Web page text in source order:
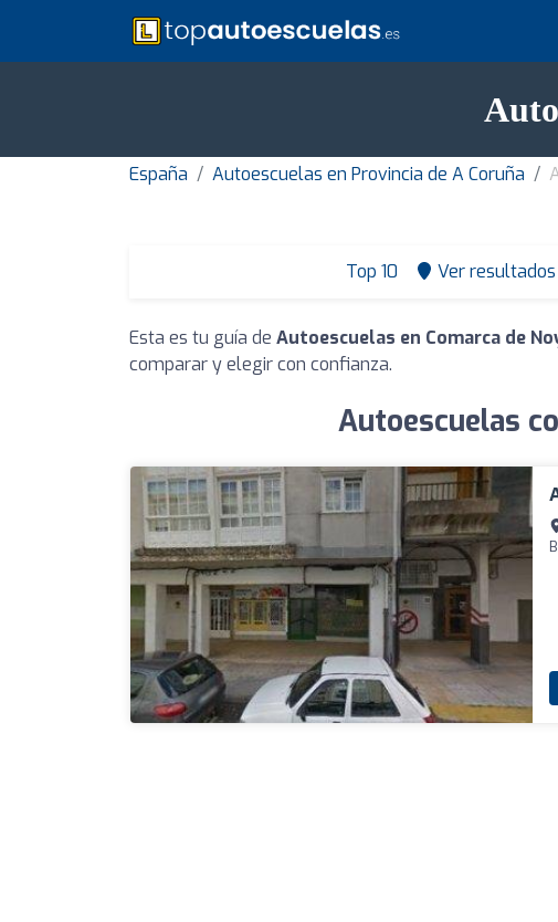
España Autoescuelas en Provincia de A Coruña
Top 10 Ver
Esta es tu guía de Autoescuelas en Comarca de
comparar y elegir con confianza.
Autoescuelas